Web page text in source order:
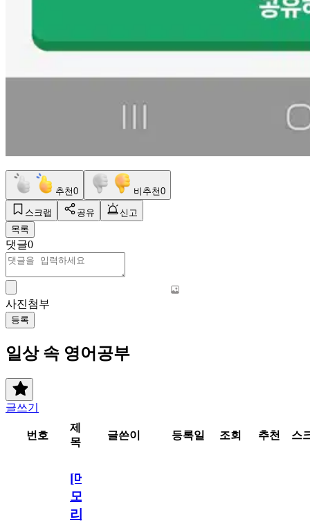
추천0 비추천0
스크랩 공유
신고
목록
댓글0
사진첨부
등록
일상 속 영어공부
글쓰기
번호
제
목
글쓴이 등록일 조회 추천 스
[메
모
리